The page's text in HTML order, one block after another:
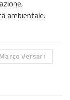
ambientale.
Marco Versari